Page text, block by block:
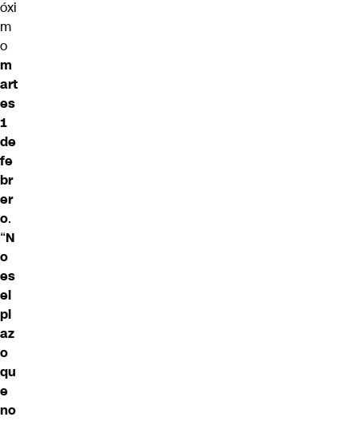
óxi
m
o
m
art
es
1
de
fe
br
er
o.
“N
o
es
el
pl
az
o
qu
e
no